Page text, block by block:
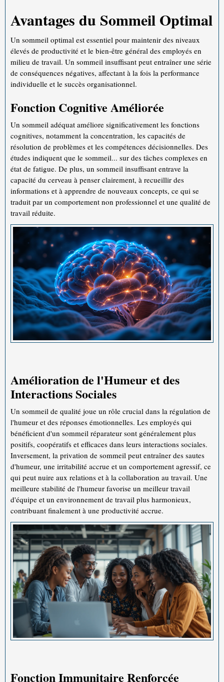
Avantages du Sommeil Optimal
Un sommeil optimal est essentiel pour maintenir des niveaux
élevés de productivité et le bien-être général des employés en
milieu de travail. Un sommeil insuffisant peut entraîner une série
de conséquences négatives, affectant à la fois la performance
individuelle et le succès organisationnel.
Fonction Cognitive Améliorée
Un sommeil adéquat améliore significativement les fonctions
cognitives, notamment la concentration, les capacités de
résolution de problèmes et les compétences décisionnelles. Des
études indiquent que le sommeil... sur des tâches complexes en
état de fatigue. De plus, un sommeil insuffisant entrave la
capacité du cerveau à penser clairement, à recueillir des
informations et à apprendre de nouveaux concepts, ce qui se
traduit par un comportement non professionnel et une qualité de
travail réduite.
Amélioration de l'Humeur et des
Interactions Sociales
Un sommeil de qualité joue un rôle crucial dans la régulation de
l'humeur et des réponses émotionnelles. Les employés qui
bénéficient d'un sommeil réparateur sont généralement plus
positifs, coopératifs et efficaces dans leurs interactions sociales.
Inversement, la privation de sommeil peut entraîner des sautes
d'humeur, une irritabilité accrue et un comportement agressif, ce
qui peut nuire aux relations et à la collaboration au travail. Une
meilleure stabilité de l'humeur favorise un meilleur travail
d'équipe et un environnement de travail plus harmonieux,
contribuant finalement à une productivité accrue.
Fonction Immunitaire Renforcée